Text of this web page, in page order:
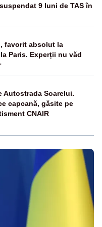
9 luni de TAS în
favorit absolut la
Paris. Experții nu văd
Autostrada Soarelui.
capcană, găsite pe
CNAIR